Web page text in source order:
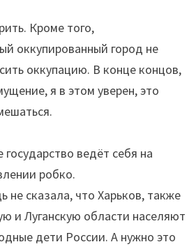
Кроме того,
оккупированный город не
оккупацию. В конце концов,
я в этом уверен, это
ведёт себя на
робко.
не сказала, что Харьков, также
и Луганскую области населяют
дети России. А нужно это